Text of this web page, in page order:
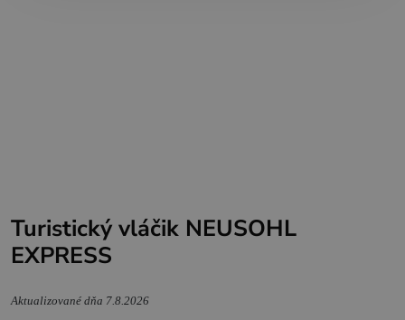
Šport a aktívny oddych
Gastronómia
Turistický vláčik NEUSOHL
EXPRESS
Aktualizované dňa 7.8.2026